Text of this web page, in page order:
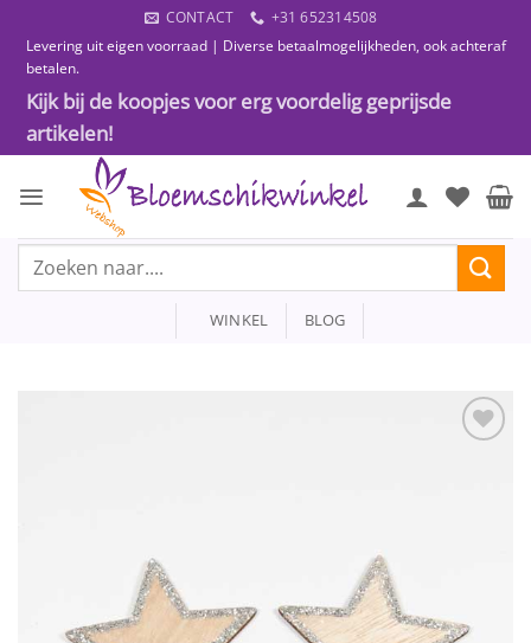
naar
inhoud
CONTACT
+31 652314508
Levering uit eigen voorraad | Diverse betaalmogelijkheden, ook achteraf
betalen.
Kijk bij de koopjes voor erg voordelig geprijsde
artikelen!
Zoeken
WINKEL BLOG